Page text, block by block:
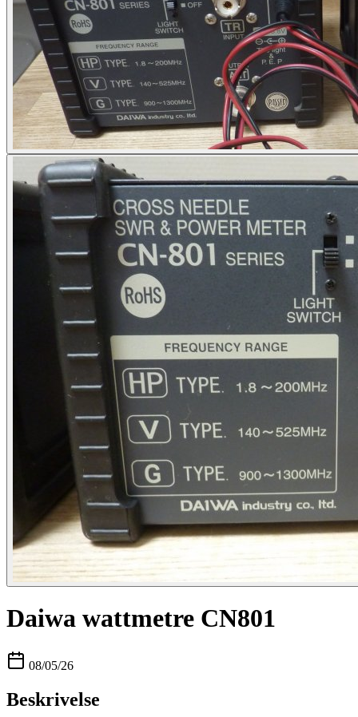
Daiwa wattmetre CN801
08/05/26
Beskrivelse